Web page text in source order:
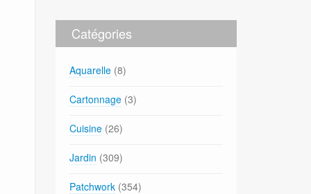
Catégories
Aquarelle (8)
Cartonnage (3)
Cuisine (26)
Jardin (309)
Patchwork (354)